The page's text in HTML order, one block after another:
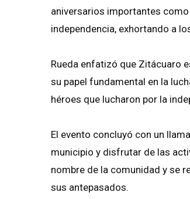
aniversarios importantes
independencia, exhortando a
Rueda enfatizó que Zitácuaro
su papel fundamental en la
héroes que lucharon por la
El evento concluyó con un
municipio y disfrutar de las
nombre de la comunidad y se
sus antepasados.